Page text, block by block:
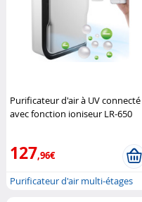
Purificateur d'air à UV connecté
avec fonction ioniseur LR-650
127,96€
Purificateur d'air multi-étages